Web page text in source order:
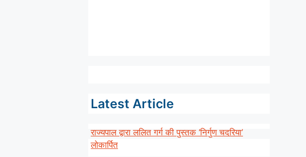
Latest Article
राज्यपाल द्वारा ललित गर्ग की पुस्तक ‘निर्गुण चदरिया’
लोकार्पित